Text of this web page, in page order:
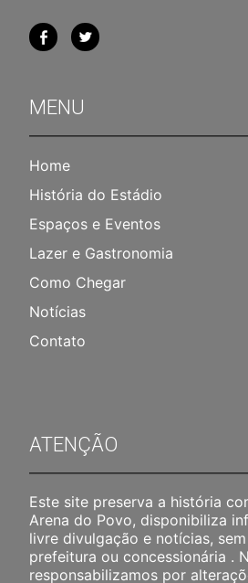
MENU
Home
História do Estádio
Espaços e Eventos
Lazer e Gastronomia
Como Chegar
Notícias
Contato
ATENÇÃO
Este site preserva a história
Arena do Povo, disponibiliza
livre divulgação e notícias,
prefeitura ou concessionária .
responsabilizamos por